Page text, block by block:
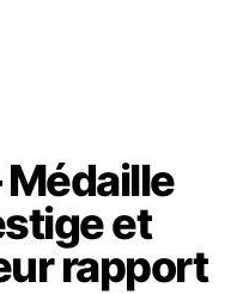
Médaille
et
rapport